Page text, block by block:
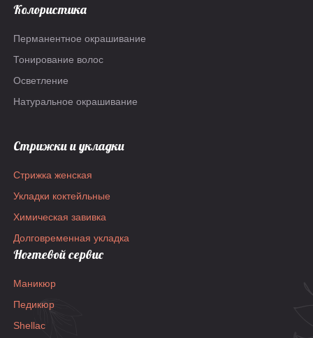
Колористика
Перманентное окрашивание
Тонирование волос
Осветление
Натуральное окрашивание
Стрижки и укладки
Стрижка женская
Укладки коктейльные
Химическая завивка
Долговременная укладка
Ногтевой сервис
Маникюр
Педикюр
Shellac